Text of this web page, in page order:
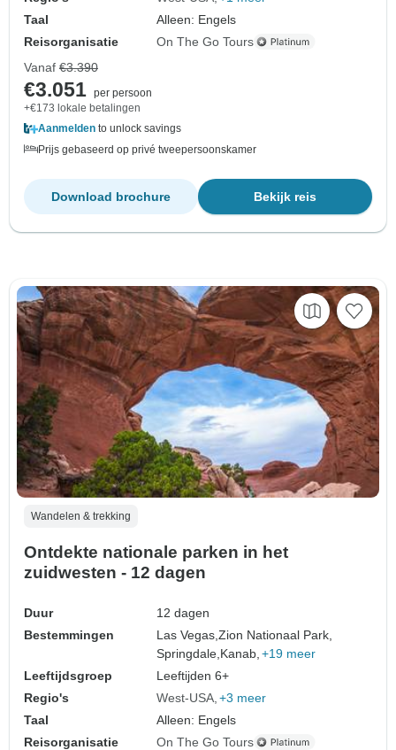
Taal
Alleen: Engels
Reisorganisatie
On The Go Tours
Vanaf €3.390
€3.051 per persoon
+€173 lokale betalingen
Aanmelden to unlock savings
Prijs gebaseerd op privé tweepersoonskamer
Bekijk reis
Download brochure
Wandelen & trekking
Ontdekte nationale parken in het
zuidwesten - 12 dagen
Duur
12 dagen
Bestemmingen
Las Vegas,Zion Nationaal Park,
Springdale, Kanab, +19 meer
Leeftijdsgroep
Leeftijden 6+
Regio's
West-USA +3 meer
Taal
Alleen: Engels
Reisorganisatie
On The Go Tours